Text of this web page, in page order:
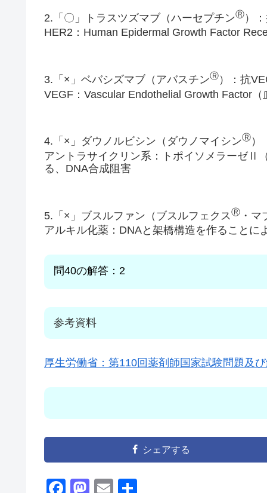
2.「〇」トラスツズマブ（ハーセプチンⓇ）
HER2：Human Epidermal Growth Factor
3.「×」ベバシズマブ（アバスチンⓇ）：抗
VEGF：Vascular Endothelial Growth Factor（
4.「×」ダウノルビシン（ダウノマイシンⓇ）
アントラサイクリン系：トポイソメラーゼⅡ
る、DNA合成阻害
5.「×」ブスルファン（ブスルフェクスⓇ ・マ
アルキル化薬：DNAと架橋構造を作ることに
問40の解答：2
参考資料
厚生労働省：第110回薬剤師国家試験問題及
シェアする
F
M
E